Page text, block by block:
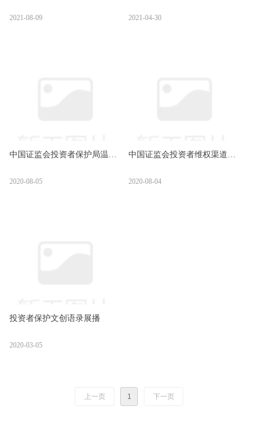
2021-08-09 2021-04-30
中国证监会投资者保护局温馨
2020-08-05
中国证监会投资者维权渠道介
2020-08-04
投资者保护文创语录展播
2020-03-05
上一页 1 下一页